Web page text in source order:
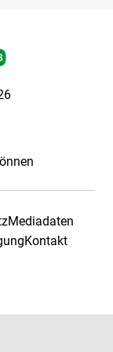
Mediadaten
Kontakt